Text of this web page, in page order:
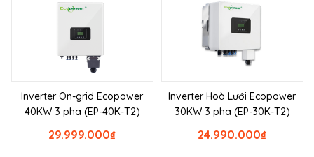
Inverter On-grid Ecopower
40KW 3 pha (EP-40K-T2)
₫
29.999.000
Inverter Hoà Lưới Ecopower
30KW 3 pha (EP-30K-T2)
₫
24.990.000